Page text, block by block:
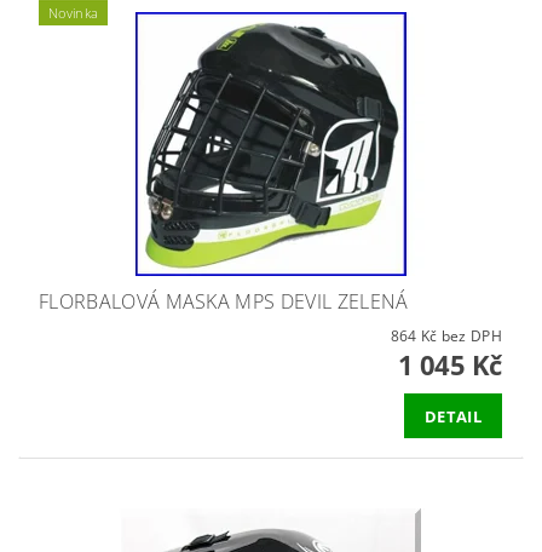
Novinka
FLORBALOVÁ MASKA MPS DEVIL ZELENÁ
864 Kč bez DPH
1 045 Kč
DETAIL